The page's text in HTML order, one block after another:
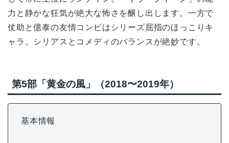
力と静かな狂気が絶大な怖さを醸し出します。一方で
仗助と億泰の友情コンビはシリーズ屈指のほっこりキ
ャラ。シリアスとコメディのバランスが絶妙です。
第5部「黄金の風」（2018〜2019年）
基本情報